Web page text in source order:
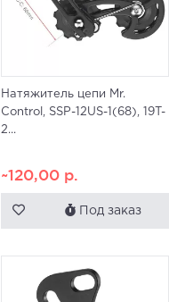
Натяжитель цепи Mr.
Control, SSP-12US-1(68), 19T-
2...
~120,00 р.
Под заказ